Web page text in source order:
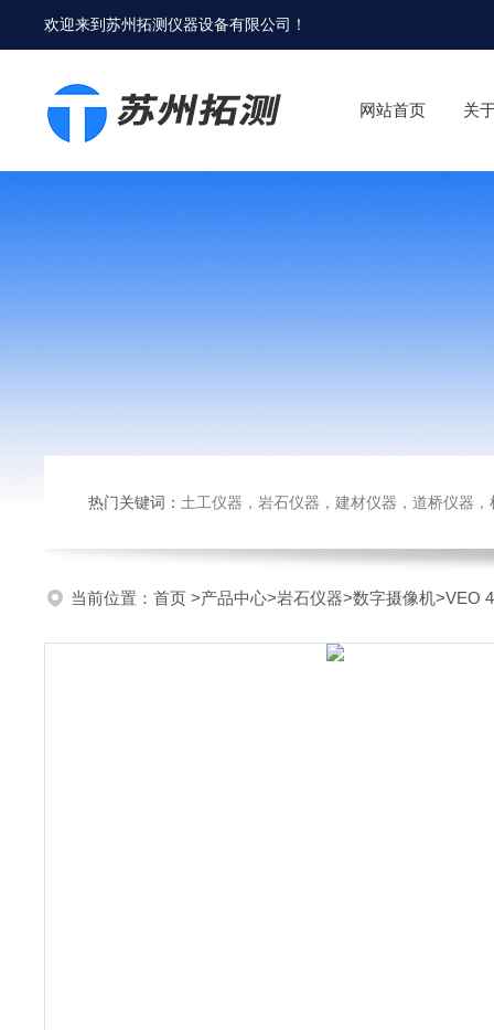
欢迎来到苏州拓测仪器设备有限公司 ！
网站首页 关
热门关键词： 土工仪器，岩石仪器，建材仪器，道桥仪器，检测
当前位置： 首页 >产品中心>岩石仪器>数字摄像机>VEO